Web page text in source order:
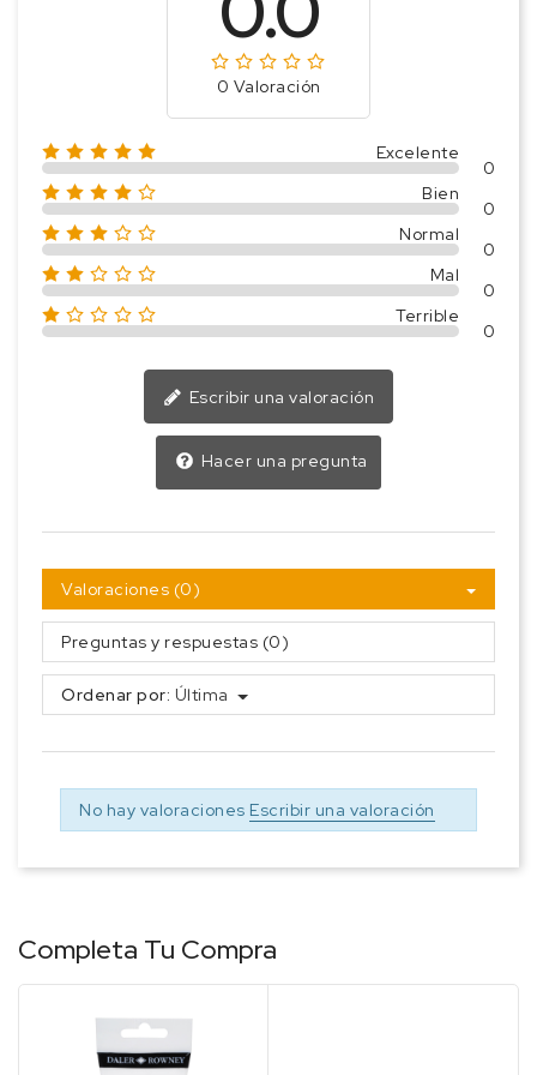
0 Valoración
Excelente
0
Bien
0
Normal
0
Mal
0
Terrible
0
Escribir una valoración
Hacer una pregunta
Valoraciones (0)
Preguntas y respuestas (0)
Ordenar por: Última
No hay valoraciones Escribir una valoración
Completa Tu Compra